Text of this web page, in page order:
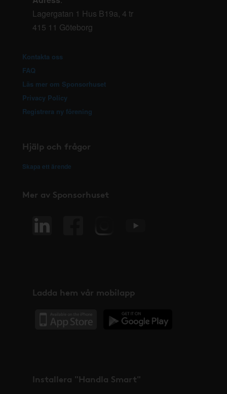
Lagergatan 1 Hus B19a, 4 tr
415 11 Göteborg
Kontakta oss
FAQ
Läs mer om Sponsorhuset
Privacy Policy
Registrera ny förening
Hjälp och frågor
Skapa ett ärende
Mer av Sponsorhuset
Ladda hem vår mobilapp
Installera "Handla Smart"